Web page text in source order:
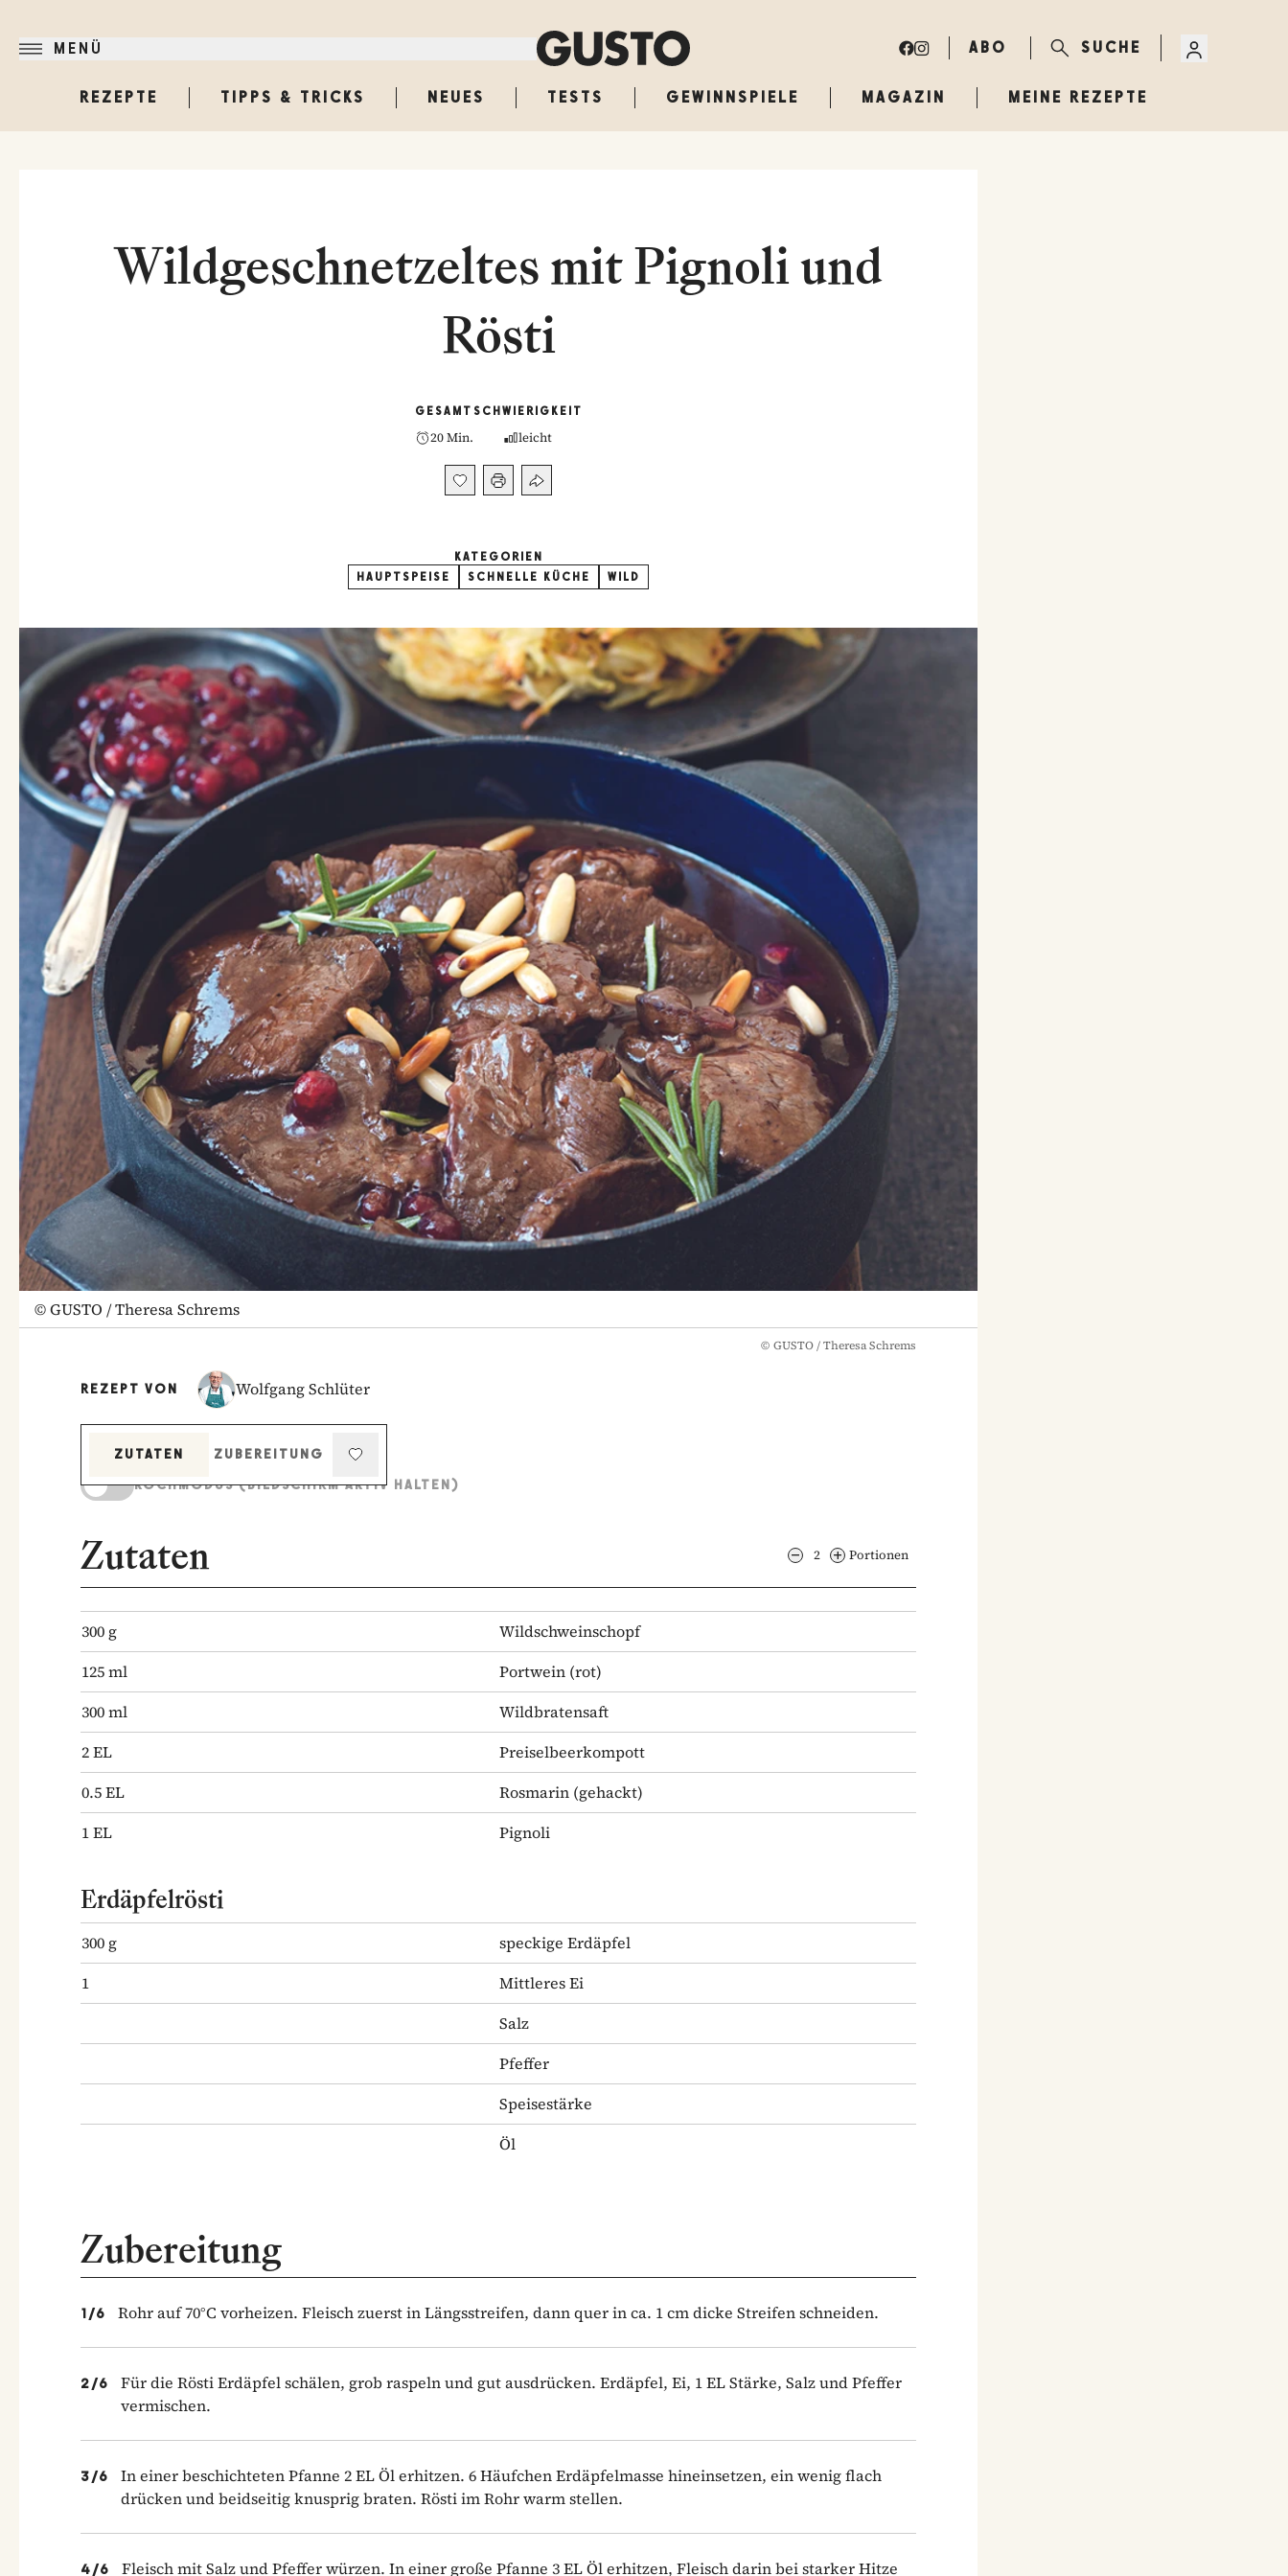
MENÜ ABO SUCHE
REZEPTE TIPPS & TRICKS NEUES TESTS GEWINNSPIELE MAGAZIN MEINE REZEPTE
Wildgeschnetzeltes mit Pignoli und
Rösti
GESAMT
20 Min.
SCHWIERIGKEIT
leicht
KATEGORIEN
HAUPTSPEISE
SCHNELLE KÜCHE WILD
©GUSTO / Theresa Schrems
© GUSTO / Theresa Schrems
REZEPT VON Wolfgang Schlüter
ZUTATEN
ZUBEREITUNG
KOCHMODUS (BILDSCHIRM AKTIV HALTEN)
Zutaten 2 Portionen
300 g
Wildschweinschopf
125ml Portwein (rot)
300ml
Wildbratensaft
2EL
Preiselbeerkompott
0.5EL Rosmarin (gehackt)
1EL Pignoli
Erdäpfelrösti
300 g
speckige Erdäpfel
1
Mittleres Ei
Salz
Pfeffer
Speisestärke
Öl
Zubereitung
1/6 Rohr auf 70°C vorheizen. Fleisch zuerst in Längsstreifen, dann quer in ca. 1 cm dicke Streifen schneiden.
2/6
Für die Rösti Erdäpfel schälen, grob raspeln und gut ausdrücken. Erdäpfel, Ei, 1 EL Stärke, Salz und Pfeffer
vermischen.
3/6
In einer beschichteten Pfanne 2 EL Öl erhitzen. 6 Häufchen Erdäpfelmasse hineinsetzen, ein wenig flach
drücken und beidseitig knusprig braten. Rösti im Rohr warm stellen.
4/6
Fleisch mit Salz und Pfeffer würzen. In einer große Pfanne 3 EL Öl erhitzen, Fleisch darin bei starker Hitze